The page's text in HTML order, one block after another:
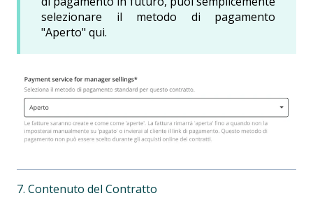
selezionare il metodo di pagamento
"Aperto" qui.
7. Contenuto del Contratto